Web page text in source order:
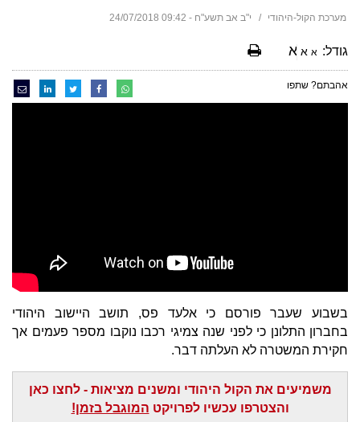
מערכת הקול-היהודי י"ב אב תשע"ח - 09:42 24/07/2018
גודל: א א א
אהבתם? שתפו
בשבוע שעבר פורסם כי אלעד פס, תושב היישוב היהודי
בחברון התלונן כי לפני שנה צמיגי רכבו נוקבו מספר פעמים אך
חקירת המשטרה לא העלתה דבר.
משמיעים את הקול היהודי ומשנים מציאות - לחצו כאן
והצטרפו עכשיו לפרויקט המוגבל בזמן!